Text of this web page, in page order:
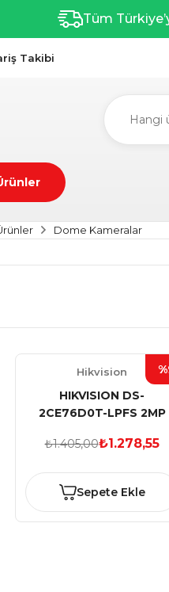
Tüm
Takibi
Dome Kameralar
Hikvision
HIKVISION DS-
2CE76D0T-LPFS 2MP
₺1.405,00₺1.278,55
Sepete Ekle